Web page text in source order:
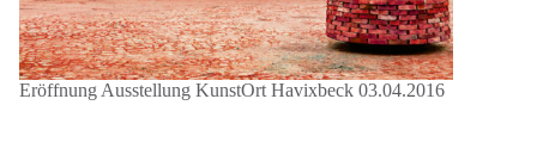
Eröffnung Ausstellung KunstOrt Havixbeck 03.04.2016